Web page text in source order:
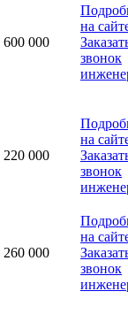
600 000
на
звонок
220 000
на
звонок
260 000
на
звонок